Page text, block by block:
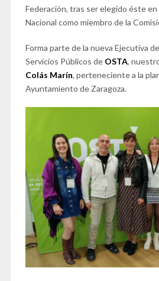
Federación, tras ser elegido éste
Nacional como miembro de la
Forma parte de la nueva Ejecutiva
Servicios Públicos de OSTA,
Colás Marín, perteneciente a la
Ayuntamiento de Zaragoza.